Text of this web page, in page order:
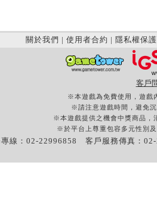
關於我們 | 使用者合約 | 隱私權保護
客戶
※本遊戲為免費使用，遊戲
※請注意遊戲時間，避免
※本遊戲提供之機會中獎商品，
※於平台上尊重包容多元性別
專線：02-22996858 客戶服務傳真：